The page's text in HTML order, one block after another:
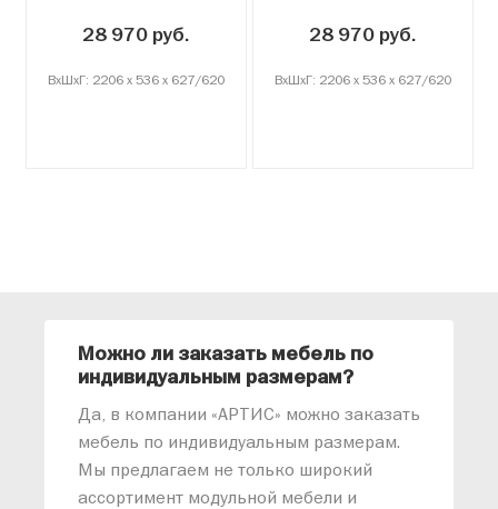
28 970 руб.
ВxШxГ: 2206 x 536 x 627/620
28 970 руб.
ВxШxГ: 2206 x 536 x 627/620
Можно ли заказать мебель по
индивидуальным размерам?
Да, в компании «АРТИС» можно заказать
мебель по индивидуальным размерам.
Мы предлагаем не только широкий
ассортимент модульной мебели и